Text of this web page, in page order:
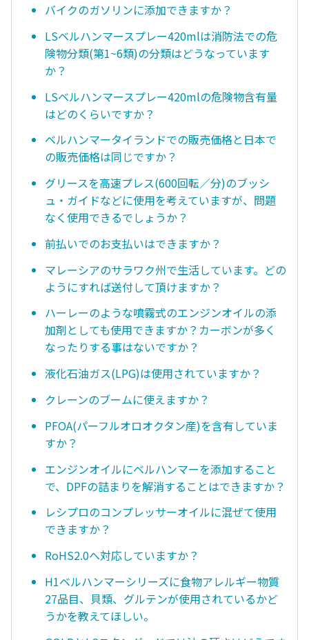
バイクのガソリンに添加できますか？
LSベルハンマースプレー420mlは消防法での危
険物分類(第1~6類)の分類はどうなっています
か？
LSベルハンマースプレー420mlの危険物含有量
はどのくらいですか？
ベルハンマータイランドでの販売価格と日本で
の販売価格は同じですか？
グリースを高速プレス(600回転／分)のブッシ
ュ・ガイドなどに使用を考えていますが、問題
なく使用できるでしょうか？
前払いでのお支払いはできますか？
マレーシアのサラワク州で生活しています。どの
ようにすれば送付して頂けますか？
ハーレーのような噴霧式のエンジンオイルの添
加剤としても使用できますか？カーボンが多く
なったりする事はないですか？
液化石油ガス(LPG)は使用されていますか？
クレーンのブームに使えますか？
PFOA(パーフルオロオクタン産)を含有していま
すか？
エンジンオイルにベルハンマーを添加すること
で、DPFの詰まりを解消することはできますか？
レシプロのコンプレッサーオイルに混ぜて使用
できますか？
RoHS2.0へ対応していますか？
H1ベルハンマーシリーズに食物アレルギー物質
27品目、貝類、グルテンが使用されているかど
うかを教えてほしい。